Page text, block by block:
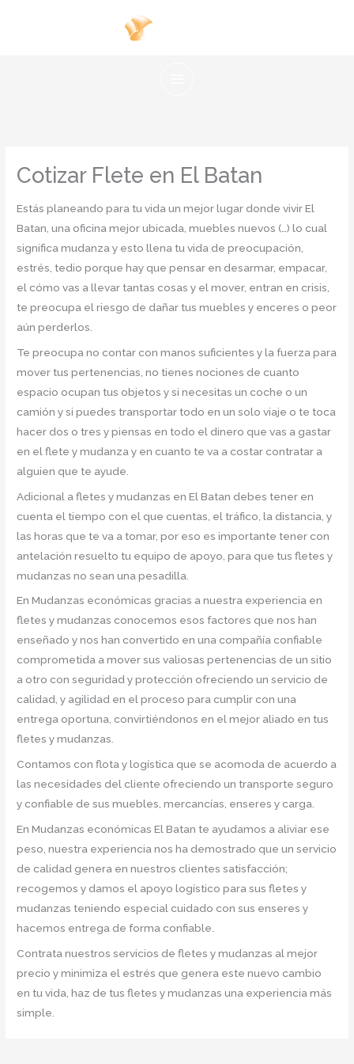
Cotizar Flete en El Batan
Estás planeando para tu vida un mejor lugar donde vivir El
Batan, una oficina mejor ubicada, muebles nuevos (…) lo cual
significa mudanza y esto llena tu vida de preocupación,
estrés, tedio porque hay que pensar en desarmar, empacar,
el cómo vas a llevar tantas cosas y el mover, entran en crisis,
te preocupa el riesgo de dañar tus muebles y enceres o peor
aún perderlos.
Te preocupa no contar con manos suficientes y la fuerza para
mover tus pertenencias, no tienes nociones de cuanto
espacio ocupan tus objetos y si necesitas un coche o un
camión y si puedes transportar todo en un solo viaje o te toca
hacer dos o tres y piensas en todo el dinero que vas a gastar
en el flete y mudanza y en cuanto te va a costar contratar a
alguien que te ayude.
Adicional a fletes y mudanzas en El Batan debes tener en
cuenta el tiempo con el que cuentas, el tráfico, la distancia, y
las horas que te va a tomar, por eso es importante tener con
antelación resuelto tu equipo de apoyo, para que tus fletes y
mudanzas no sean una pesadilla.
En Mudanzas económicas gracias a nuestra experiencia en
fletes y mudanzas conocemos esos factores que nos han
enseñado y nos han convertido en una compañía confiable
comprometida a mover sus valiosas pertenencias de un sitio
a otro con seguridad y protección ofreciendo un servicio de
calidad, y agilidad en el proceso para cumplir con una
entrega oportuna, convirtiéndonos en el mejor aliado en tus
fletes y mudanzas.
Contamos con flota y logística que se acomoda de acuerdo a
las necesidades del cliente ofreciendo un transporte seguro
y confiable de sus muebles, mercancías, enseres y carga.
En Mudanzas económicas El Batan te ayudamos a aliviar ese
peso, nuestra experiencia nos ha demostrado que un servicio
de calidad genera en nuestros clientes satisfacción;
recogemos y damos el apoyo logístico para sus fletes y
mudanzas teniendo especial cuidado con sus enseres y
hacemos entrega de forma confiable.
Contrata nuestros servicios de fletes y mudanzas al mejor
precio y minimiza el estrés que genera este nuevo cambio
en tu vida, haz de tus fletes y mudanzas una experiencia más
simple.